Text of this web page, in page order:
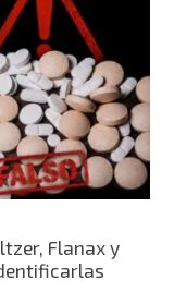
Flanax y